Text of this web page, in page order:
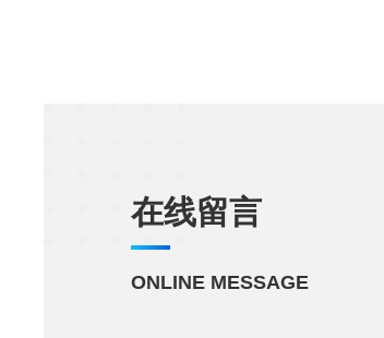
在线留言
ONLINE MESSAGE